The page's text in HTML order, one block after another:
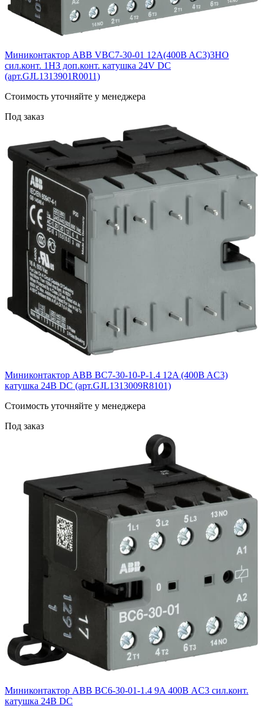
Миниконтактор ABB VBC7-30-01 12A(400B AC3)3НО
сил.конт. 1НЗ доп.конт. катушка 24V DС
(арт.GJL1313901R0011)
Cтоимость уточняйте у менеджера
Под заказ
Миниконтактор ABB ВC7-30-10-P-1.4 12A (400B AC3)
катушка 24B DС (арт.GJL1313009R8101)
Cтоимость уточняйте у менеджера
Под заказ
Миниконтактор ABB ВC6-30-01-1.4 9A 400В AC3 сил.конт.
катушка 24В DC